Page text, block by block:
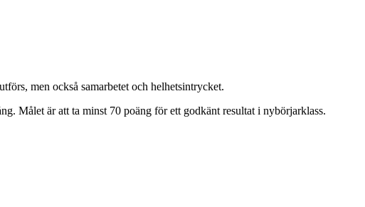
men också samarbetet och helhetsintrycket.
Målet är att ta minst 70 poäng för ett godkänt resultat i nybörjarklass.